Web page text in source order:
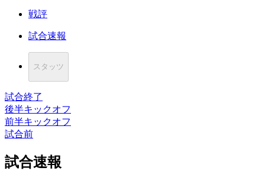
戦評
試合速報
スタッツ
試合終了
後半キックオフ
前半キックオフ
試合前
試合速報